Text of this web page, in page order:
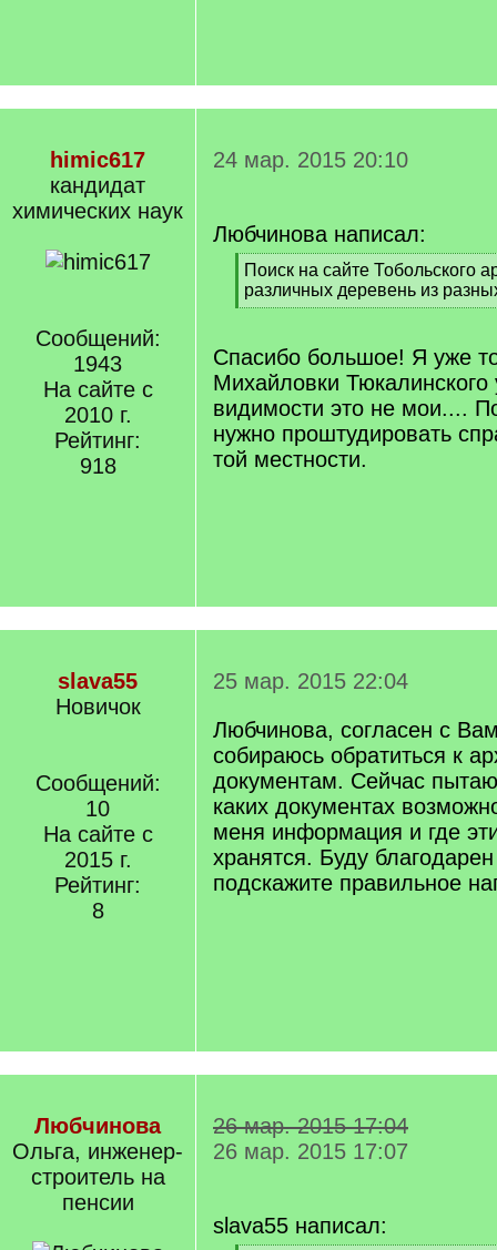
himic617
кандидат
химических наук
Сообщений:
1943
На сайте с
2010 г.
Рейтинг:
918
24 мар. 2015 20:10
Любчинова написал:
[
q
]
Поиск на сайте Тобольского
различных деревень из
[
q
]
Спасибо большое! Я уже
Михайловки Тюкалинского
видимости это не мои....
нужно проштудировать
той местности.
slava55
Новичок
Сообщений:
10
На сайте с
2015 г.
Рейтинг:
8
25 мар. 2015 22:04
Любчинова, согласен с
собираюсь обратиться к
документам. Сейчас
каких документах
меня информация и где
хранятся. Буду
подскажите правильное
Любчинова
Ольга, инженер-
строитель на
пенсии
26 мар. 2015 17:04
26 мар. 2015 17:07
slava55 написал: